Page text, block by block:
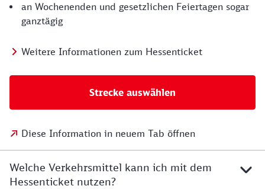
an Wochenenden und gesetzlichen Feiertagen sogar
ganztägig
Weitere Informationen zum Hessenticket
Strecke auswählen
Diese Information in neuem Tab öffnen
Welche Verkehrsmittel kann ich mit dem
Hessenticket nutzen?